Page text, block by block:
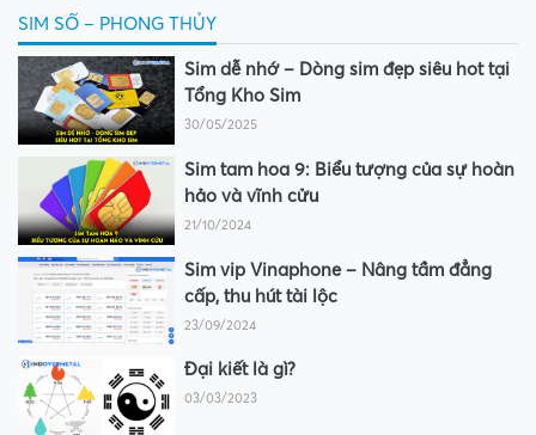
SIM SỐ – PHONG THỦY
Sim dễ nhớ – Dòng sim đẹp siêu hot tại
Tổng Kho Sim
30/05/2025
Sim tam hoa 9: Biểu tượng của sự hoàn
hảo và vĩnh cửu
21/10/2024
Sim vip Vinaphone – Nâng tầm đẳng
cấp, thu hút tài lộc
23/09/2024
Đại kiết là gì?
03/03/2023